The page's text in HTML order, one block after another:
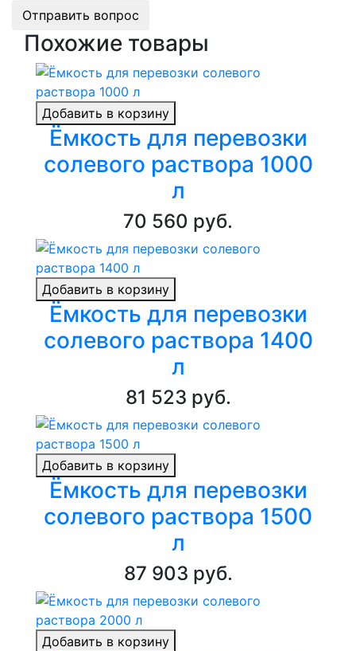
Отправить вопрос
Похожие товары
Добавить в корзину
Ёмкость для перевозки
солевого раствора 1000
л
70 560 руб.
Добавить в корзину
Ёмкость для перевозки
солевого раствора 1400
л
81 523 руб.
Добавить в корзину
Ёмкость для перевозки
солевого раствора 1500
л
87 903 руб.
Добавить в корзину